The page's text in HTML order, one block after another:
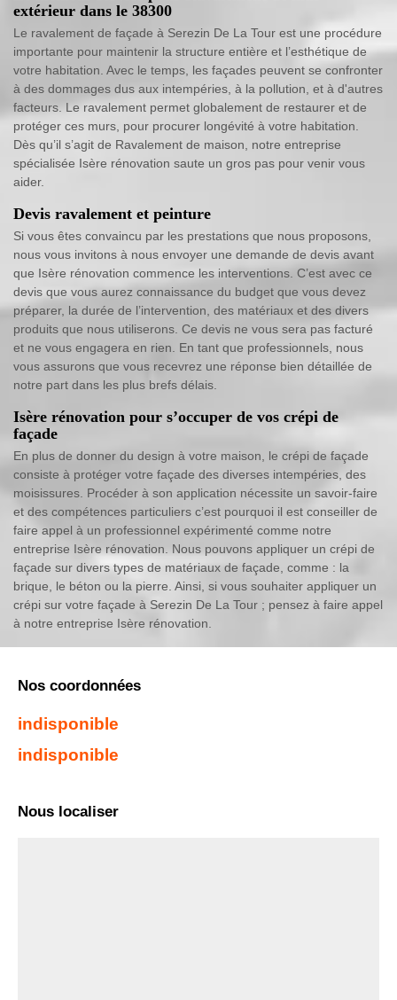
extérieur dans le 38300
Le ravalement de façade à Serezin De La Tour est une procédure
importante pour maintenir la structure entière et l’esthétique de
votre habitation. Avec le temps, les façades peuvent se confronter
à des dommages dus aux intempéries, à la pollution, et à d'autres
facteurs. Le ravalement permet globalement de restaurer et de
protéger ces murs, pour procurer longévité à votre habitation.
Dès qu’il s’agit de Ravalement de maison, notre entreprise
spécialisée Isère rénovation saute un gros pas pour venir vous
aider.
Devis ravalement et peinture
Si vous êtes convaincu par les prestations que nous proposons,
nous vous invitons à nous envoyer une demande de devis avant
que Isère rénovation commence les interventions. C’est avec ce
devis que vous aurez connaissance du budget que vous devez
préparer, la durée de l’intervention, des matériaux et des divers
produits que nous utiliserons. Ce devis ne vous sera pas facturé
et ne vous engagera en rien. En tant que professionnels, nous
vous assurons que vous recevrez une réponse bien détaillée de
notre part dans les plus brefs délais.
Isère rénovation pour s’occuper de vos crépi de
façade
En plus de donner du design à votre maison, le crépi de façade
consiste à protéger votre façade des diverses intempéries, des
moisissures. Procéder à son application nécessite un savoir-faire
et des compétences particuliers c’est pourquoi il est conseiller de
faire appel à un professionnel expérimenté comme notre
entreprise Isère rénovation. Nous pouvons appliquer un crépi de
façade sur divers types de matériaux de façade, comme : la
brique, le béton ou la pierre. Ainsi, si vous souhaiter appliquer un
crépi sur votre façade à Serezin De La Tour ; pensez à faire appel
à notre entreprise Isère rénovation.
Nos coordonnées
indisponible
indisponible
Nous localiser